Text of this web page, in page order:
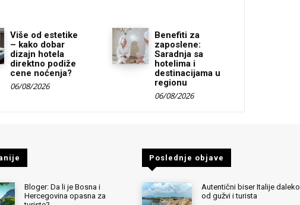
Više od estetike
– kako dobar
dizajn hotela
direktno podiže
cene noćenja?
06/08/2026
Benefiti za
zaposlene:
Saradnja sa
hotelima i
destinacijama u
regionu
06/08/2026
Bloger: Da li je Bosna i
Hercegovina opasna za
Poslednje objave
Autentični biser Italije daleko
od gužvi i turista